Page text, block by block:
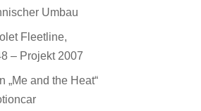
Umbau
Fleetline,
– Projekt 2007
„Me and the Heat“